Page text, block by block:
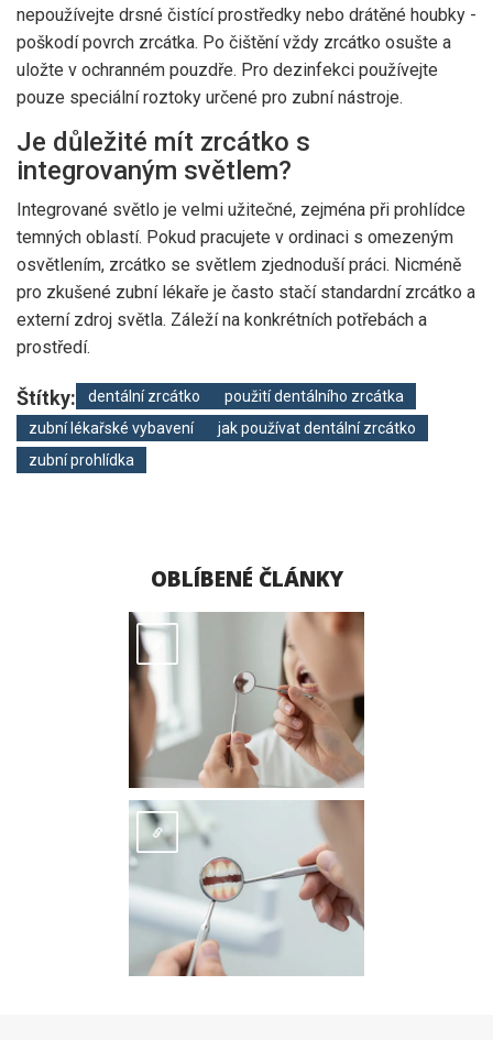
nepoužívejte drsné čistící prostředky nebo drátěné houbky -
poškodí povrch zrcátka. Po čištění vždy zrcátko osušte a
uložte v ochranném pouzdře. Pro dezinfekci používejte
pouze speciální roztoky určené pro zubní nástroje.
Je důležité mít zrcátko s
integrovaným světlem?
Integrované světlo je velmi užitečné, zejména při prohlídce
temných oblastí. Pokud pracujete v ordinaci s omezeným
osvětlením, zrcátko se světlem zjednoduší práci. Nicméně
pro zkušené zubní lékaře je často stačí standardní zrcátko a
externí zdroj světla. Záleží na konkrétních potřebách a
prostředí.
Štítky: dentální zrcátko
použití dentálního zrcátka
zubní lékařské vybavení
jak používat dentální zrcátko
zubní prohlídka
OBLÍBENÉ ČLÁNKY